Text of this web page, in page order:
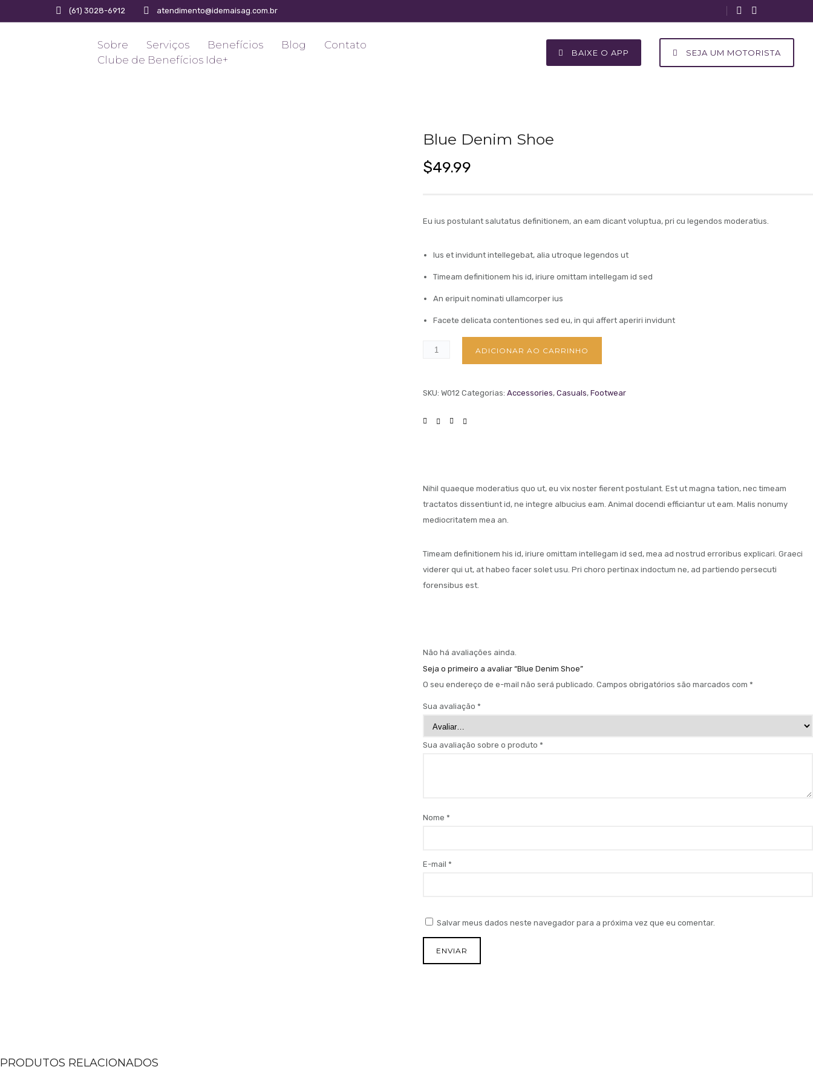
(61) 3028-6912 atendimento@idemaisag.com.br
Sobre Serviços Benefícios Blog
Contato
Clube de Benefícios Ide+
BAIXE O APP SEJA UM MOTORISTA
Blue Denim Shoe
$49.99
Eu ius postulant salutatus definitionem, an eam dicant voluptua, pri cu legendos moderatius.
Ius et invidunt intellegebat, alia utroque legendos ut
Timeam definitionem his id, iriure omittam intellegam id sed
An eripuit nominati ullamcorper ius
Facete delicata contentiones sed eu, in qui affert aperiri invidunt
ADICIONAR AO CARRINHO
SKU: W012 Categorias: Accessories, Casuals, Footwear
Nihil quaeque moderatius quo ut, eu vix noster fierent postulant. Est ut magna tation, nec timeam
tractatos dissentiunt id, ne integre albucius eam. Animal docendi efficiantur ut eam. Malis nonumy
mediocritatem mea an.
Timeam definitionem his id, iriure omittam intellegam id sed, mea ad nostrud erroribus explicari. Graeci
viderer qui ut, at habeo facer solet usu. Pri choro pertinax indoctum ne, ad partiendo persecuti
forensibus est.
Não há avaliações ainda.
Seja o primeiro a avaliar “Blue Denim Shoe”
O seu endereço de e-mail não será publicado. Campos obrigatórios são marcados com *
Sua avaliação *
Sua avaliação sobre o produto *
Nome *
E-mail *
Salvar meus dados neste navegador para a próxima vez que eu comentar.
PRODUTOS RELACIONADOS